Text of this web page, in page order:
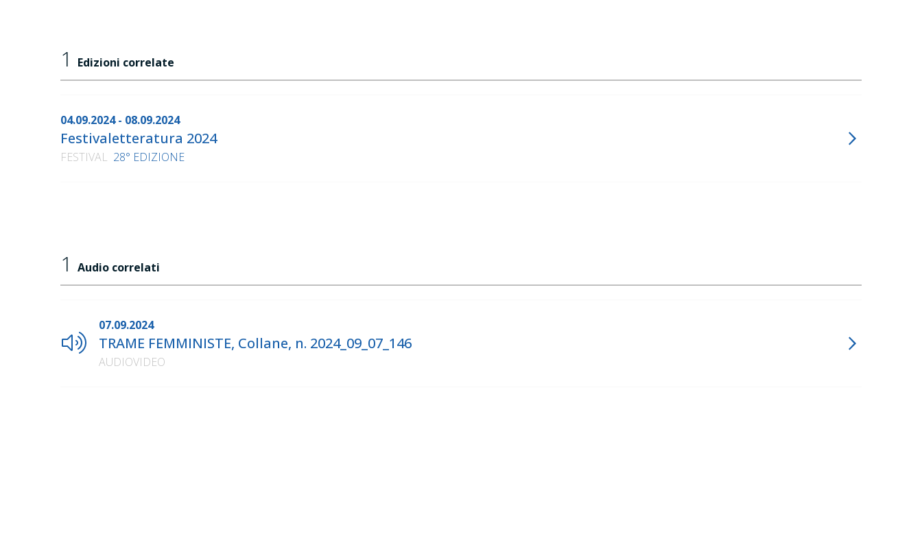
1 Edizioni correlate
04.09.2024 - 08.09.2024
Festivaletteratura 2024
FESTIVAL 28° EDIZIONE
1 Audio correlati
07.09.2024
TRAME FEMMINISTE, Collane, n. 2024_09_07_146
AUDIOVIDEO